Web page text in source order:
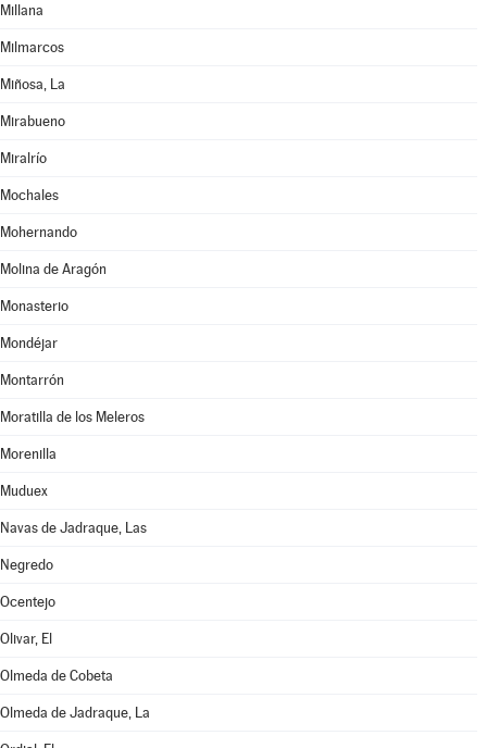
Millana
Milmarcos
Miñosa, La
Mirabueno
Miralrío
Mochales
Mohernando
Molina de Aragón
Monasterio
Mondéjar
Montarrón
Moratilla de los Meleros
Morenilla
Muduex
Navas de Jadraque, Las
Negredo
Ocentejo
Olivar, El
Olmeda de Cobeta
Olmeda de Jadraque, La